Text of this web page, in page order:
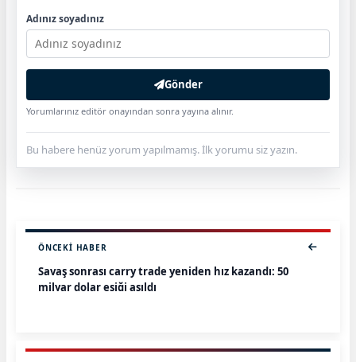
Adınız soyadınız
Gönder
Yorumlarınız editör onayından sonra yayına alınır.
Bu habere henüz yorum yapılmamış. İlk yorumu siz yazın.
ÖNCEKI HABER
Savaş sonrası carry trade yeniden hız kazandı: 50
milyar dolar eşiği aşıldı